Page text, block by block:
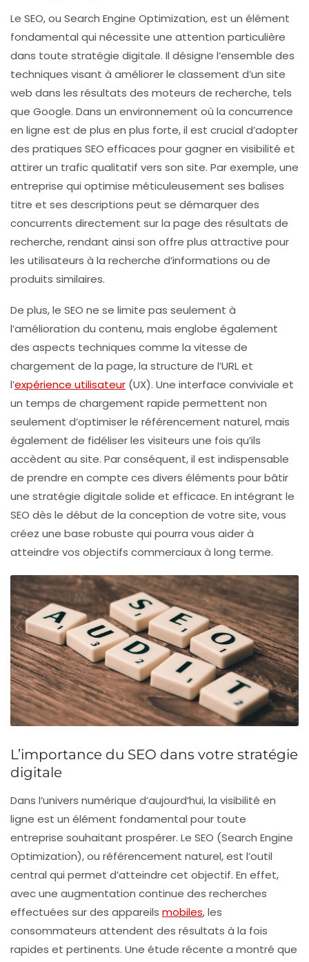
Le SEO, ou Search Engine Optimization, est un élément
fondamental qui nécessite une attention particulière
dans toute stratégie digitale. Il désigne l’ensemble des
techniques visant à améliorer le classement d’un site
web dans les résultats des moteurs de recherche, tels
que Google. Dans un environnement où la concurrence
en ligne est de plus en plus forte, il est crucial d’adopter
des pratiques SEO efficaces pour gagner en visibilité et
attirer un trafic qualitatif vers son site. Par exemple, une
entreprise qui optimise méticuleusement ses balises
titre et ses descriptions peut se démarquer des
concurrents directement sur la page des résultats de
recherche, rendant ainsi son offre plus attractive pour
les utilisateurs à la recherche d’informations ou de
produits similaires.
De plus, le SEO ne se limite pas seulement à
l’amélioration du contenu, mais englobe également
des aspects techniques comme la vitesse de
chargement de la page, la structure de l’URL et
l’expérience utilisateur (UX). Une interface conviviale et
un temps de chargement rapide permettent non
seulement d’optimiser le référencement naturel, mais
également de fidéliser les visiteurs une fois qu’ils
accèdent au site. Par conséquent, il est indispensable
de prendre en compte ces divers éléments pour bâtir
une stratégie digitale solide et efficace. En intégrant le
SEO dès le début de la conception de votre site, vous
créez une base robuste qui pourra vous aider à
atteindre vos objectifs commerciaux à long terme.
L’importance du SEO dans votre stratégie
digitale
Dans l’univers numérique d’aujourd’hui, la visibilité en
ligne est un élément fondamental pour toute
entreprise souhaitant prospérer. Le SEO (Search Engine
Optimization), ou référencement naturel, est l’outil
central qui permet d’atteindre cet objectif. En effet,
avec une augmentation continue des recherches
effectuées sur des appareils mobiles, les
consommateurs attendent des résultats à la fois
rapides et pertinents. Une étude récente a montré que